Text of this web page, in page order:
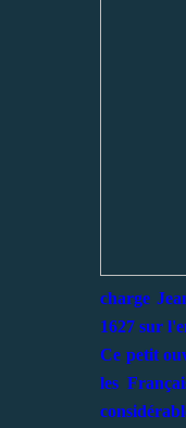
charge
1627 sur
Ce petit
les